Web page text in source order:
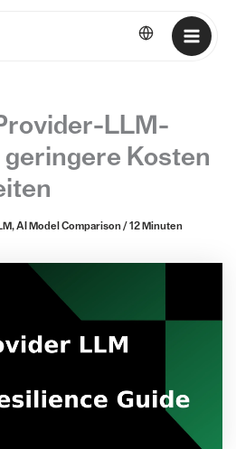
Deutsch
LLM-
Kosten
,AI Model Comparison / 12 Minuten